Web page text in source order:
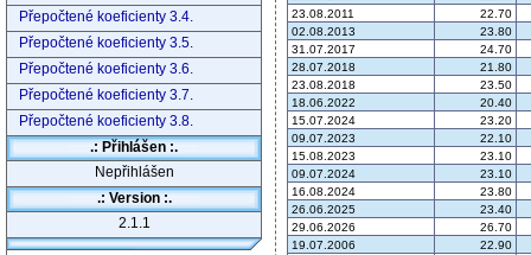
Přepočtené koeficienty 3.4.
Přepočtené koeficienty 3.5.
Přepočtené koeficienty 3.6.
Přepočtené koeficienty 3.7.
Přepočtené koeficienty 3.8.
.: Přihlášen :.
Nepřihlášen
.: Version :.
2.1.1
23.08.2011
22.70
02.08.2013
23.80
31.07.2017
24.70
28.07.2018
21.80
23.08.2018
23.50
18.06.2022
20.40
15.07.2024
23.20
09.07.2023
22.10
15.08.2023
23.10
09.07.2024
23.10
16.08.2024
23.80
26.06.2025
23.40
29.06.2026
26.70
19.07.2006
22.90